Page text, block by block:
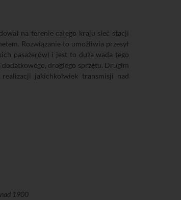
na terenie całego kraju sieć stacji
Rozwiązanie to umożliwia przesył
pasażerów) i jest to duża wada tego
drogiego sprzętu. Drugim
jakichkolwiek transmisji nad
1900